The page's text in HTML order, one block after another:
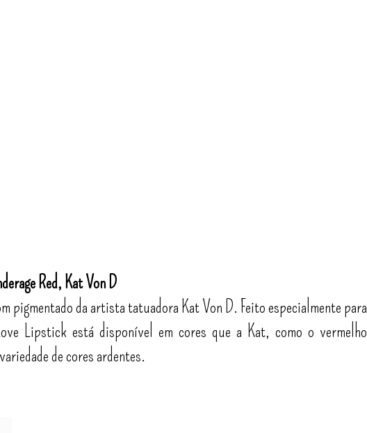
Red, Kat Von D
pigmentado da artista tatuadora Kat Von D. Feito especialmente para
Lipstick está disponível em cores que a Kat, como o vermelho
de cores ardentes.